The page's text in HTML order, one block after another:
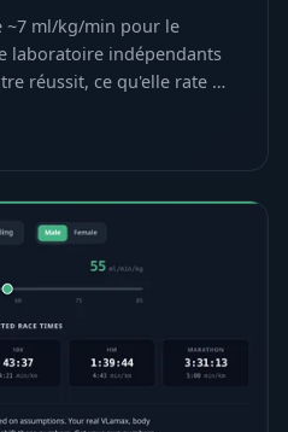
~7 ml/kg/min pour le
laboratoire indépendants
réussit, ce qu'elle rate —